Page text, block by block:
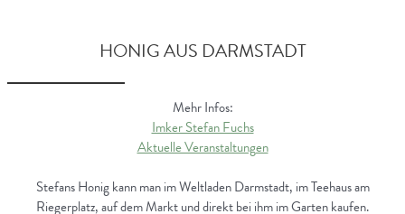
HONIG AUS DARMSTADT
Mehr Infos:
Imker Stefan Fuchs
Aktuelle Veranstaltungen
Stefans Honig kann man im Weltladen Darmstadt, im Teehaus am
Riegerplatz, auf dem Markt und direkt bei ihm im Garten kaufen.